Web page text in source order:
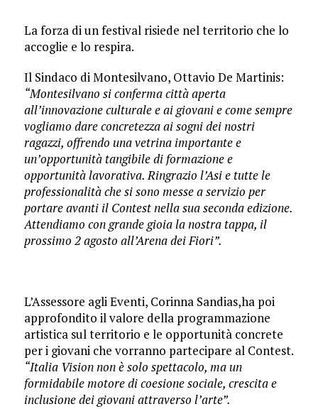
La forza di un festival risiede nel territorio che lo
accoglie e lo respira.
Il Sindaco di Montesilvano, Ottavio De Martinis:
“Montesilvano si conferma città aperta
all’innovazione culturale e ai giovani e come sempre
vogliamo dare concretezza ai sogni dei nostri
ragazzi, offrendo una vetrina importante e
un’opportunità tangibile di formazione e
opportunità lavorativa. Ringrazio l’Asi e tutte le
professionalità che si sono messe a servizio per
portare avanti il Contest nella sua seconda edizione.
Attendiamo con grande gioia la nostra tappa, il
prossimo 2 agosto all’Arena dei Fiori”.
L’Assessore agli Eventi, Corinna Sandias,ha poi
approfondito il valore della programmazione
artistica sul territorio e le opportunità concrete
per i giovani che vorranno partecipare al Contest.
“Italia Vision non è solo spettacolo, ma un
formidabile motore di coesione sociale, crescita e
inclusione dei giovani attraverso l’arte”.